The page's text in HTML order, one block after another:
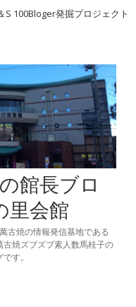
S 100Bloger発掘プロジェクト
館
館長ブロ
里会館
古焼の情報発信基地である
古焼ズブズブ素人数馬桂子の
す。